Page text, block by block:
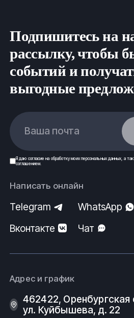
Подпишитесь на
рассылку, чтобы
событий и
выгодные
Ваша почта
Я даю согласие на обработку моих персональных данных , а
соглашением.
Написать онлайн
Telegram
WhatsApp
Вконтакте
Чат
Адрес и график
462422, Оренбургская
ул. Куйбышева, д. 22